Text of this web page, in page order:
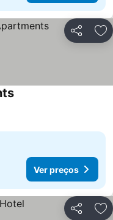
Partilhar
Ver preços
Partilhar